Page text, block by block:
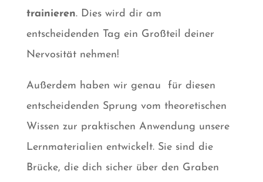
trainieren. Dies wird dir am
entscheidenden Tag ein Großteil deiner
Nervosität nehmen!
Außerdem haben wir genau für diesen
entscheidenden Sprung vom theoretischen
Wissen zur praktischen Anwendung unsere
Lernmaterialien entwickelt. Sie sind die
Brücke, die dich sicher über den Graben